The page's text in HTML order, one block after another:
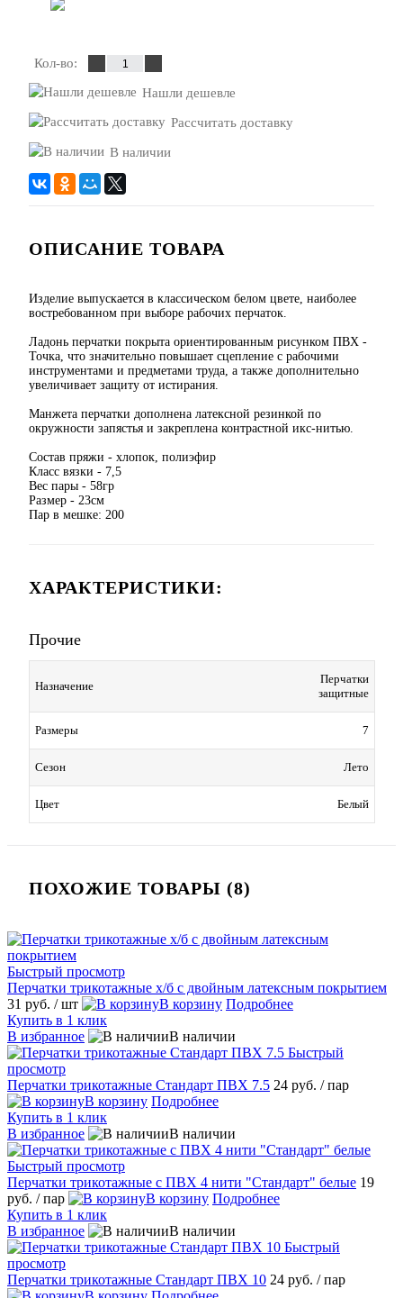
Кол-во:
Нашли дешевле
Рассчитать доставку
В наличии
ОПИСАНИЕ ТОВАРА
Изделие выпускается в классическом белом цвете, наиболее
востребованном при выборе рабочих перчаток.
Ладонь перчатки покрыта ориентированным рисунком ПВХ -
Точка, что значительно повышает сцепление с рабочими
инструментами и предметами труда, а также дополнительно
увеличивает защиту от истирания.
Манжета перчатки дополнена латексной резинкой по
окружности запястья и закреплена контрастной икс-нитью.
Состав пряжи - хлопок, полиэфир
Класс вязки - 7,5
Вес пары - 58гр
Размер - 23см
Пар в мешке: 200
ХАРАКТЕРИСТИКИ:
Прочие
Назначение
Перчатки
защитные
Размеры 7
Сезон Лето
Цвет Белый
ПОХОЖИЕ ТОВАРЫ (8)
Быстрый просмотр
Перчатки трикотажные х/б с двойным латексным покрытием
31 руб. / шт В корзину Подробнее
Купить в 1 клик
В избранное
В наличии
Быстрый
просмотр
Перчатки трикотажные Стандарт ПВХ 7.5 24 руб. / пар
В корзину Подробнее
Купить в 1 клик
В избранное
В наличии
Быстрый просмотр
Перчатки трикотажные с ПВХ 4 нити "Стандарт" белые 19
руб. / пар В корзину Подробнее
Купить в 1 клик
В избранное
В наличии
Быстрый
просмотр
Перчатки трикотажные Стандарт ПВХ 10 24 руб. / пар